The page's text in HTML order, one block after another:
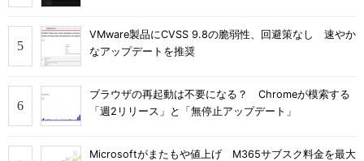
VMware製品にCVSS 9.8の脆弱性、回避策なし 速やか
なアップデートを推奨
ブラウザの再起動は不要になる？ Chromeが模索する
「週2リリース」と「無停止アップデート」
Microsoftがまたもや値上げ M365サブスク料金を最大